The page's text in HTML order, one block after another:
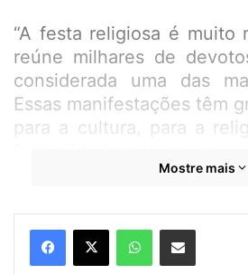
“A festa religiosa é muito
reúne milhares de
considerada uma das
Essas manifestações têm
para a cultura, para a
para o turismo. Será mais
Legislativo maranhense.
Mostre mais